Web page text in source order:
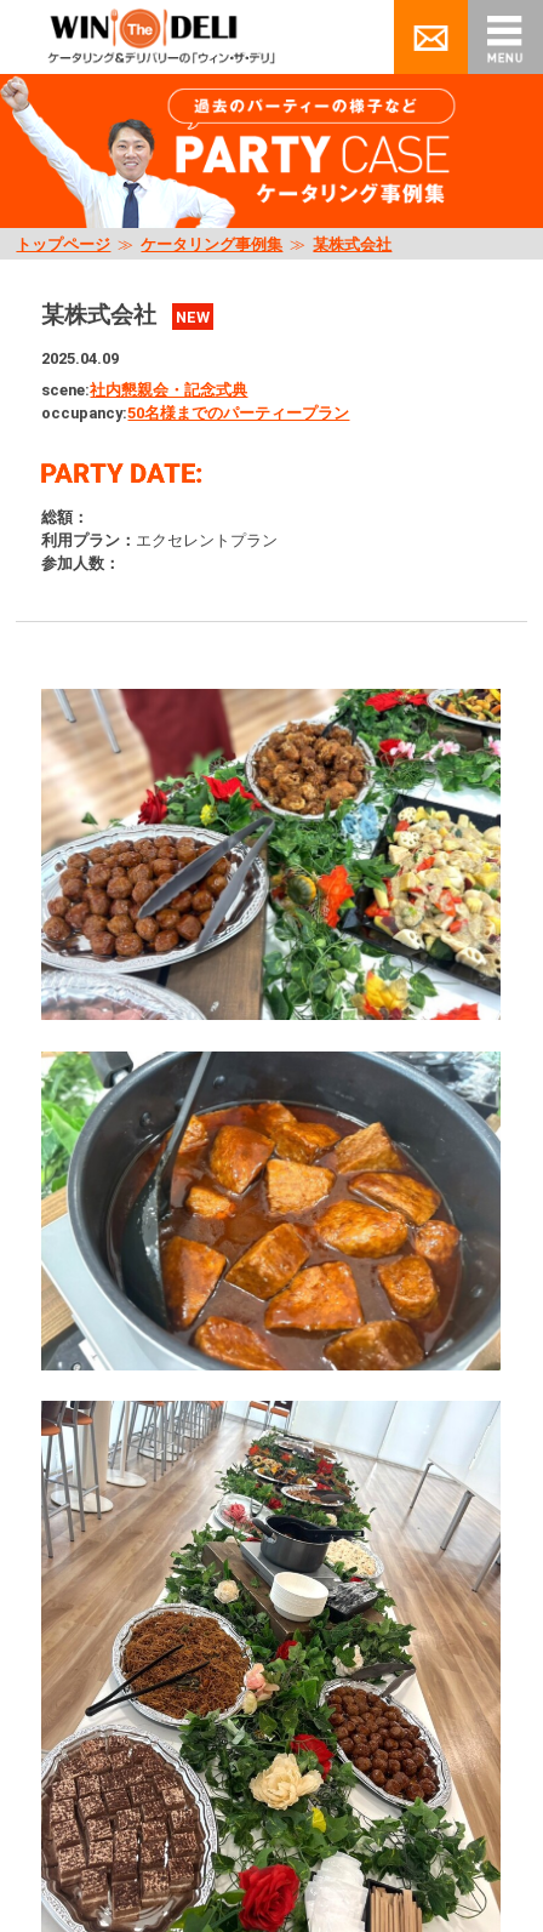
トップページ ≫ケータリング事例集 ≫某株式会社
某株式会社 NEW
2025.04.09
scene:社内懇親会・記念式典
occupancy:50名様までのパーティープラン
総額：
利用プラン： エクセレントプラン
参加人数：